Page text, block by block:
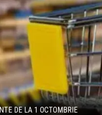
DE LA 1 OCTOMBRIE